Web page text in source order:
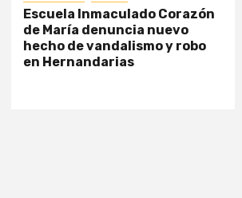
Escuela Inmaculado Corazón
de María denuncia nuevo
hecho de vandalismo y robo
en Hernandarias